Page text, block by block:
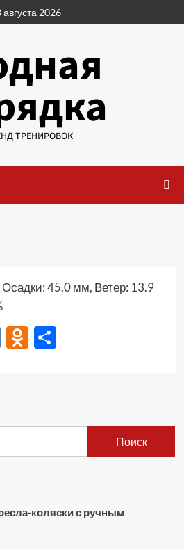
августа 2026
ТРЕНИРОВОК
Осадки: 45.0 мм, Ветер: 13.9
VKOdnoklassniki
Отправить
Поиск
коляски с ручным